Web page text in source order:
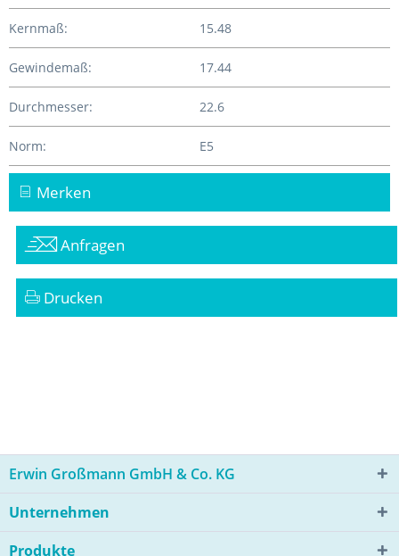
Kernmaß: 15.48
Gewindemaß: 17.44
Durchmesser: 22.6
Norm: E5
Merken
Anfragen
Drucken
Erwin Großmann GmbH & Co. KG
Unternehmen
Produkte